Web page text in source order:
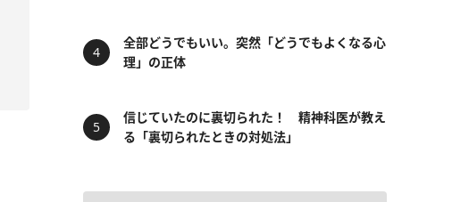
全部どうでもいい。突然「どうでもよくなる心
理」の正体
信じていたのに裏切られた！ 精神科医が教え
る「裏切られたときの対処法」